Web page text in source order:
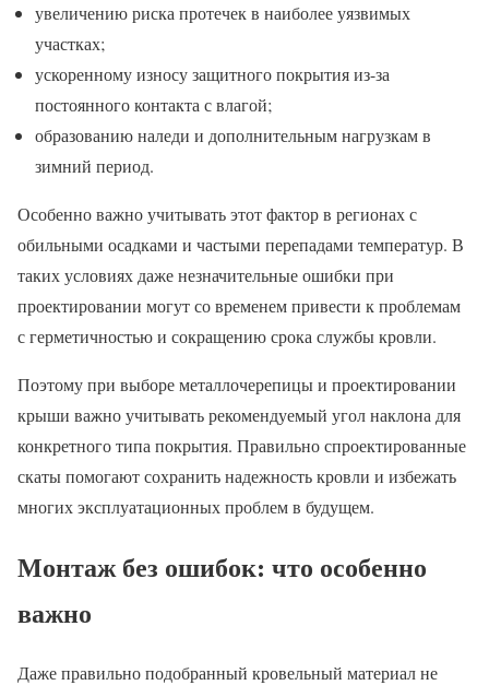
увеличению риска протечек в наиболее уязвимых
участках;
ускоренному износу защитного покрытия из-за
постоянного контакта с влагой;
образованию наледи и дополнительным нагрузкам в
зимний период.
Особенно важно учитывать этот фактор в регионах с
обильными осадками и частыми перепадами температур. В
таких условиях даже незначительные ошибки при
проектировании могут со временем привести к проблемам
с герметичностью и сокращению срока службы кровли.
Поэтому при выборе металлочерепицы и проектировании
крыши важно учитывать рекомендуемый угол наклона для
конкретного типа покрытия. Правильно спроектированные
скаты помогают сохранить надежность кровли и избежать
многих эксплуатационных проблем в будущем.
Монтаж без ошибок: что особенно
важно
Даже правильно подобранный кровельный материал не